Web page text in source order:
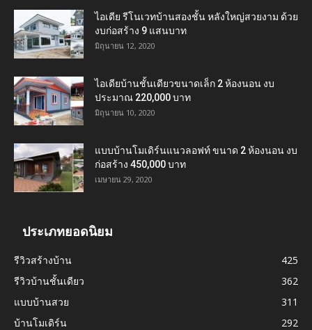
ไอเดีย รีโนเวทบ้านสองชั้น หลังใหญ่สวยงาม ด้วย
งบก่อสร้าง 9 แสนบาท
มิถุนายน 12, 2020
ไอเดียบ้านชั้นเดียวขนาดเล็ก 2 ห้องนอน งบ
ประมาณ 220,000 บาท
มิถุนายน 10, 2020
แบบบ้านโมเดิร์นแนวลอฟท์ ขนาด 2 ห้องนอน งบ
ก่อสร้าง 450,000 บาท
เมษายน 29, 2020
ประเภทยอดนิยม
รีวิวสร้างบ้าน
425
รีวิวบ้านชั้นเดียว
362
แบบบ้านสวย
311
บ้านโมเดิร์น
292